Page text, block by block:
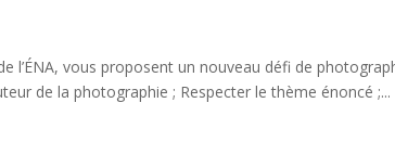
l’ÉNA, vous proposent un nouveau défi de
de la photographie ; Respecter le thème énoncé ;...